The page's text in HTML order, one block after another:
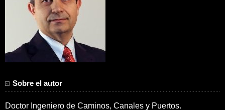
Sobre el autor
Doctor Ingeniero de Caminos, Canales y Puertos.